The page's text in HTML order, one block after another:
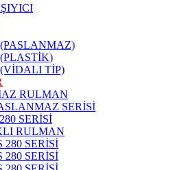
(PASLANMAZ)
(PLASTİK)
(VİDALI TİP)
RULMAN
SERİSİ
SERİSİ
RULMAN
280 SERİSİ
280 SERİSİ